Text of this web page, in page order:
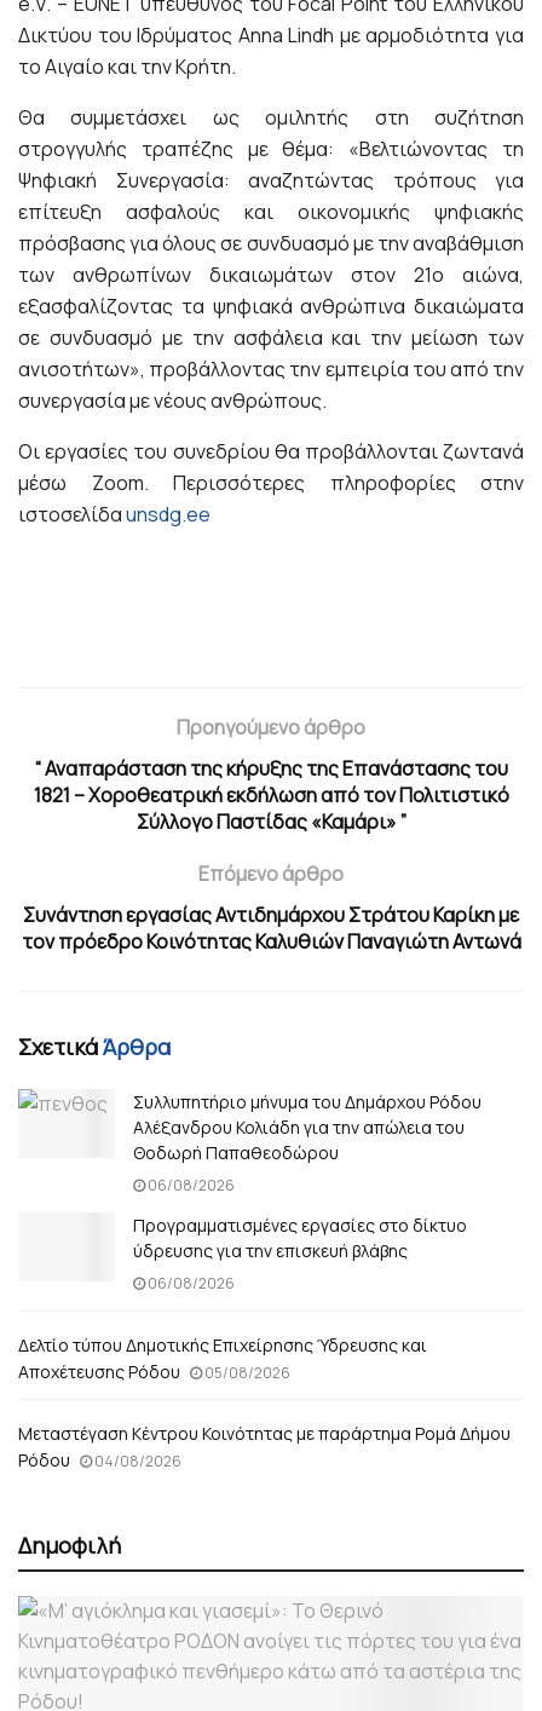
Δικτύου του Ιδρύματος Anna Lindh με αρμοδιότητα για
το Αιγαίο και την Κρήτη.
Θα συμμετάσχει ως ομιλητής στη συζήτηση
στρογγυλής τραπέζης με θέμα: «Βελτιώνοντας τη
Ψηφιακή Συνεργασία: αναζητώντας τρόπους για
επίτευξη ασφαλούς και οικονομικής ψηφιακής
πρόσβασης για όλους σε συνδυασμό με την αναβάθμιση
των ανθρωπίνων δικαιωμάτων στον 21ο αιώνα,
εξασφαλίζοντας τα ψηφιακά ανθρώπινα δικαιώματα
σε συνδυασμό με την ασφάλεια και την μείωση των
ανισοτήτων», προβάλλοντας την εμπειρία του από την
συνεργασία με νέους ανθρώπους.
Οι εργασίες του συνεδρίου θα προβάλλονται ζωντανά
μέσω Zoom. Περισσότερες πληροφορίες στην
ιστοσελίδαunsdg.ee
Προηγούμενο άρθρο
“ Αναπαράσταση της κήρυξης της Επανάστασης του
1821 – Χοροθεατρική εκδήλωση από τον Πολιτιστικό
Σύλλογο Παστίδας «Καμάρι» ”
Επόμενο άρθρο
Συνάντηση εργασίας Αντιδημάρχου Στράτου Καρίκη με
τον πρόεδρο Κοινότητας Καλυθιών Παναγιώτη Αντωνά
ΣχετικάΆρθρα
Συλλυπητήριο μήνυμα του Δημάρχου Ρόδου
Αλέξανδρου Κολιάδη για την απώλεια του
Θοδωρή Παπαθεοδώρου
06/08/2026
Προγραμματισμένες εργασίες στο δίκτυο
ύδρευσης για την επισκευή βλάβης
06/08/2026
Δελτίο τύπου Δημοτικής Επιχείρησης Ύδρευσης και
Αποχέτευσης Ρόδου
05/08/2026
Μεταστέγαση Κέντρου Κοινότητας με παράρτημα Ρομά Δήμου
Ρόδου
04/08/2026
Δημοφιλή